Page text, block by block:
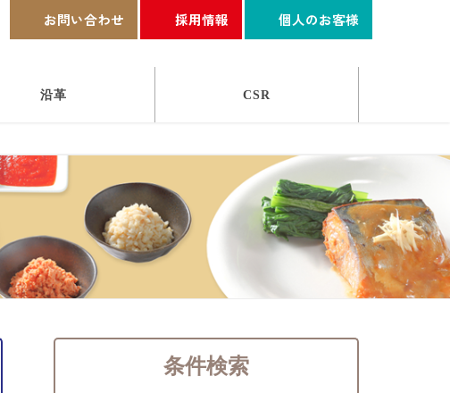
お問い合わせ 採用情報 個人のお客様
沿革 CSR
条件検索